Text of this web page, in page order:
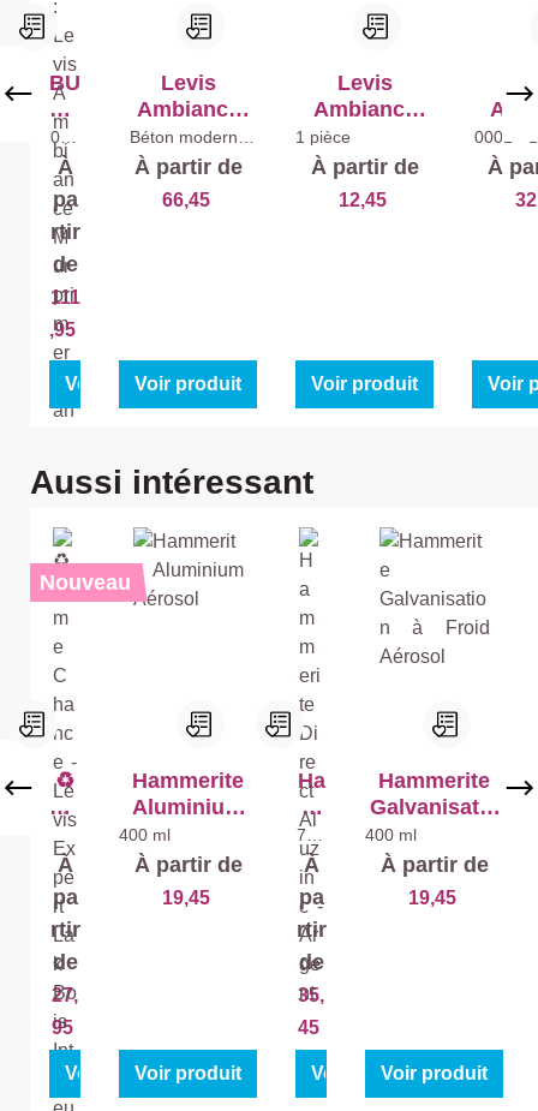
BU
ND
LE
:
Le
vis
A
m
bia
nc
e
Mu
(Bl
c)
+
Mu
r
Ex
tra
Ma
t
000
1 -
Bla
nc
2,5
l +
2,5
À
pa
rtir
de
111
,95
Voir produit
Levis
Ambiance
Effet Béton -
Béton
Moderne
Béton moderne
2,5 l
À partir de
66,45
Voir produit
Levis
Ambiance
Effet Béton
Rouleau &
Lisseur
1 pièce
À partir de
12,45
Voir produit
0001 -
À
Voir
Ignorer la galerie de produits
Aussi intéressant
Nouveau
♻️
2m
e
Ch
an
ce
-
Le
vis
Ex
pe
rt
La
À
pa
rtir
de
27,
95
Voir produit
Hammerite
Aluminium
Aérosol
400 ml
À partir de
19,45
Voir produit
Ha
m
me
rit
e
Dir
ect
Al
uzi
nc
-
Ar
ge
750
ml
À
pa
rtir
de
35,
45
Voir produit
Hammerite
Galvanisatio
n à Froid
Aérosol
400 ml
À partir de
19,45
Voir produit